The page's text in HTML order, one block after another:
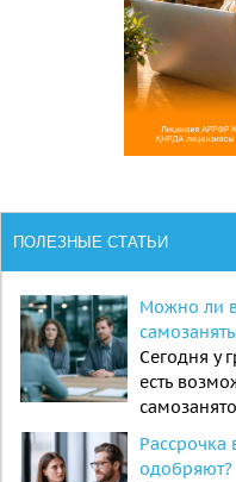
ПОЛЕЗНЫЕ СТАТЬИ
Можно ли в
Сегодня у
есть
Рассрочка
одобряют?